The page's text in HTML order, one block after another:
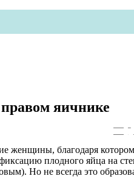
яичнике
женщины, благодаря
плодного яйца на
Но не всегда это